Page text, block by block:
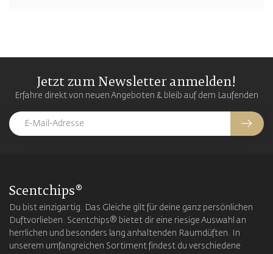
Jetzt zum Newsletter anmelden!
Erfahre direkt von neuen Angeboten & bleib auf dem Laufenden
Scentchips®
Du bist einzigartig. Das Gleiche gilt für deine ganz persönlichen
Duftvorlieben. Scentchips® bietet dir eine riesige Auswahl an
herrlichen und besonders lang anhaltenden Raumdüften. In
unserem umfangreichen Sortiment findest du verschiedene